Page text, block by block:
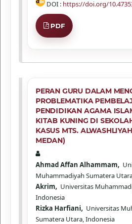
DOI : https://doi.org/
PDF
PERAN GURU DALAM
PROBLEMATIKA
PENDIDIKAN AGAMA
KITAB KUNING DI
KASUS MTS.
MEDAN)
Ahmad Affan Alhammam,
Muhammadiyah Sumatera
Akrim, Universitas
Indonesia
Rizka Harfiani, Universitas
Sumatera Utara, Indonesia